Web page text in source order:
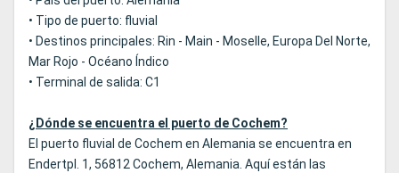
• Tipo de puerto: fluvial
• Destinos principales: Rin - Main - Moselle, Europa Del Norte,
Mar Rojo - Océano Índico
• Terminal de salida: C1
¿Dónde se encuentra el puerto de Cochem?
El puerto fluvial de Cochem en Alemania se encuentra en
Endertpl. 1, 56812 Cochem, Alemania. Aquí están las